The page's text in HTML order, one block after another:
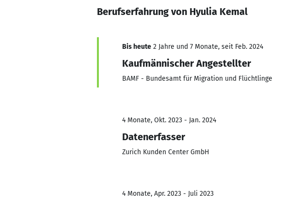
Berufserfahrung von Hyulia Kemal
Bis heute 2 Jahre und 7 Monate, seit Feb. 2024
Kaufmännischer Angestellter
BAMF - Bundesamt für Migration und Flüchtlinge
4 Monate, Okt. 2023 - Jan. 2024
Datenerfasser
Zurich Kunden Center GmbH
4 Monate, Apr. 2023 - Juli 2023